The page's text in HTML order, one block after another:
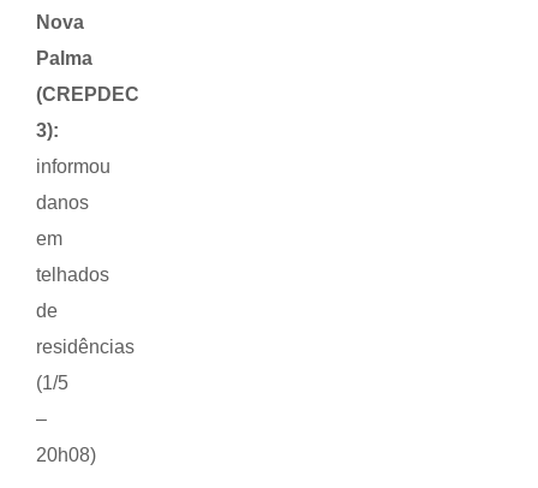
Nova
Palma
(CREPDEC
3):
informou
danos
em
telhados
de
residências
(1/5
–
20h08)